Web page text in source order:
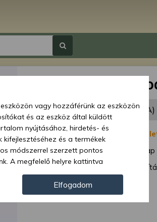
6207 N (207)
Ár: 1 048 Ft (825 Ft + ÁFA)
Elérhetőség:
Nincs
Szállítás:
1-7 munkanap
Szállítási mód:
Normál
Cikkszám:
vagy hozzáférünk az eszközön
és az eszköz által küldött
nyújtásához, hirdetés- és
és a termékek
módszerrel szerzett pontos
A megfelelő helyre kattintva
végezzünk. Másik
információkhoz juthat, és
bizonyos kezeléséhez nem
jellegű adatkezelés ellen. A
Elfogadom